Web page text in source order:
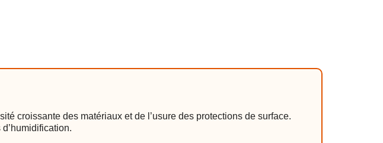
croissante des matériaux et de l’usure des protections de surface.